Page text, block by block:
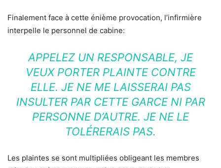
Finalement face à cette énième provocation, l’infirmière
interpelle le personnel de cabine:
APPELEZ UN RESPONSABLE, JE
VEUX PORTER PLAINTE CONTRE
ELLE. JE NE ME LAISSERAI PAS
INSULTER PAR CETTE GARCE NI PAR
PERSONNE D’AUTRE. JE NE LE
TOLÉRERAIS PAS.
Les plaintes se sont multipliées obligeant les membres